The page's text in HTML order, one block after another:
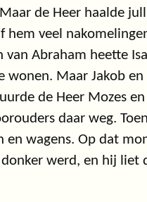
de Heer haalde
hem veel
van Abraham heette
wonen. Maar Jakob
de Heer Mozes
daar weg.
en wagens. Op dat
werd, en hij liet